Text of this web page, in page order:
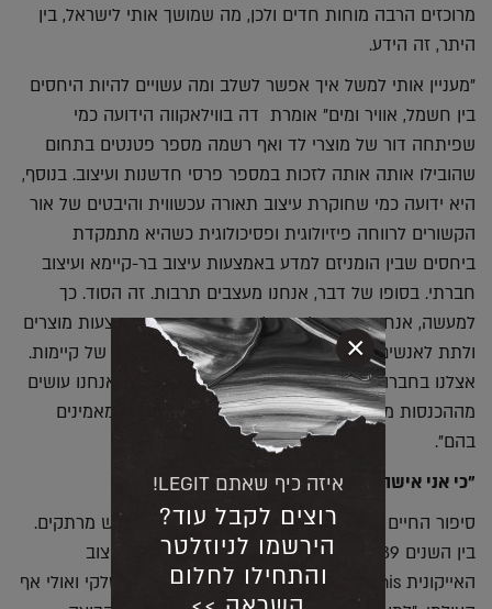
מרוכזים הרבה מוחות חדים ולכן, מה שמושך אותי לישראל, בין
היתר, זה הידע.
"מעניין אותי למשל איך אפשר לשלב ומה עשויים להיות היחסים
בין חשמל, אוויר ומים" אומרת דה בווילאקווה הידועה כמי
שפיתחה דור של מוצרי לד ואף רשמה מספר פטנטים בתחום
שהובילו אותה אותה לזכות במספר פרסי חדשנות ועיצוב. בנוסף,
היא ידועה כמי שחוקרת עיצוב תאורה עכשווית והיבטים של אור
הקשורים לרווחה פיזיולוגית ופסיכולוגית כשהיא מתמקדת
ביחסים שבין הומניזם למדע באמצעות עיצוב בר-קיימא ועיצוב
חברתי. בסופו של דבר, אנחנו מעצבים תרבות. זה הסוד. כך
למעשה, אנחנו מנסים לחנך ולעצב את העתיד באמצעות מוצרים
ולתת לאנשים חיים טובים יותר הנשענים על מונחים של קיימות.
אצלנו בחברה למשל, קבענו מדיניות לפיה הרווח שאנחנו עושים
מההכנסות מושקע חזרה במחקר ובערכים שאנחנו מאמינים
בהם".
"כי אני אישה"
סיפור החיים ושלל העיסוקים של דה בווילאקווה ממש מרתקים.
בין השנים 1993-1989 היא עמדה בראש קבוצת העיצוב
האייקונית Memphis
ששינתה את פני העיצוב האיטלקי ואולי אף
איזה כיף שאתם LEGIT!
רוצים לקבל עוד?
הירשמו לניוזלטר
והתחילו לחלום
×